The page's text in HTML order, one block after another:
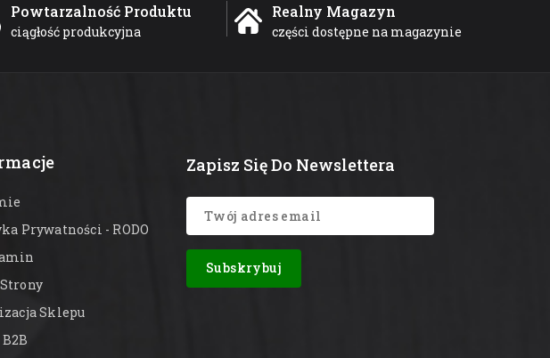
Powtarzalność Produktu
ciągłość produkcyjna
Realny Magazyn
części dostępne na magazynie
Prywatności - RODO
Sklepu
Zapisz Się Do Newslettera